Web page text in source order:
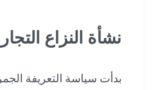
نشأة النزاع
بدأت سياسة التعريفة